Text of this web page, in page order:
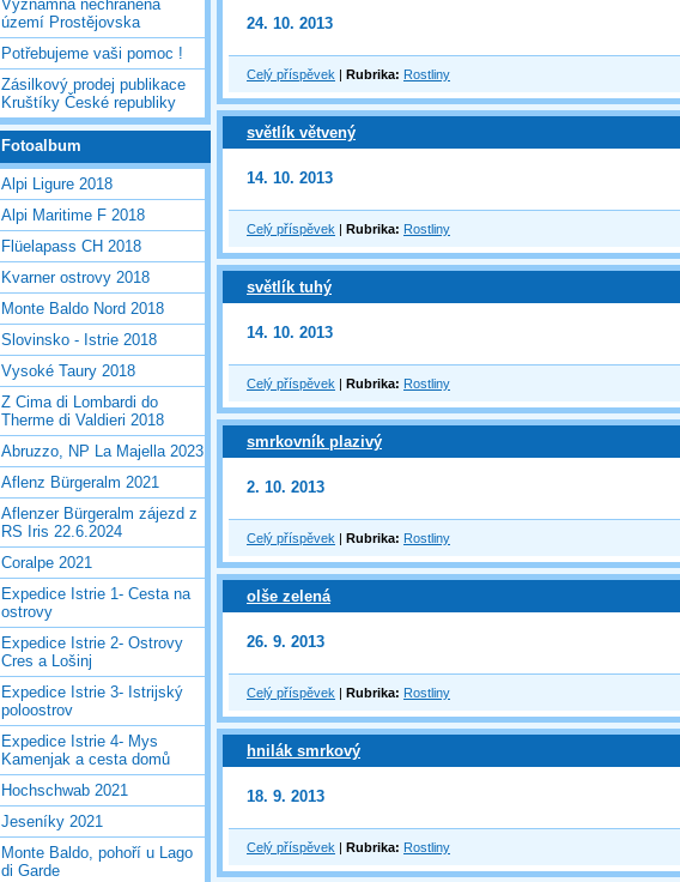
24. 10. 2013
Celý příspěvek | Rubrika: Rostliny
světlík větvený
14. 10. 2013
Celý příspěvek | Rubrika: Rostliny
světlík tuhý
14. 10. 2013
Celý příspěvek | Rubrika: Rostliny
smrkovník plazivý
2. 10. 2013
Celý příspěvek | Rubrika: Rostliny
olše zelená
26. 9. 2013
Celý příspěvek | Rubrika: Rostliny
hnilák smrkový
18. 9. 2013
Celý příspěvek | Rubrika: Rostliny
Významná nechráněná
území Prostějovska
Potřebujeme vaši pomoc !
Zásilkový prodej publikace
Kruštíky České republiky
Fotoalbum
Alpi Ligure 2018
Alpi Maritime F 2018
Flüelapass CH 2018
Kvarner ostrovy 2018
Monte Baldo Nord 2018
Slovinsko - Istrie 2018
Vysoké Taury 2018
Z Cima di Lombardi do
Therme di Valdieri 2018
Abruzzo, NP La Majella 2023
Aflenz Bürgeralm 2021
Aflenzer Bürgeralm zájezd z
RS Iris 22.6.2024
Coralpe 2021
Expedice Istrie 1- Cesta na
ostrovy
Expedice Istrie 2- Ostrovy
Cres a Lošinj
Expedice Istrie 3- Istrijský
poloostrov
Expedice Istrie 4- Mys
Kamenjak a cesta domů
Hochschwab 2021
Jeseníky 2021
Monte Baldo, pohoří u Lago
di Garde